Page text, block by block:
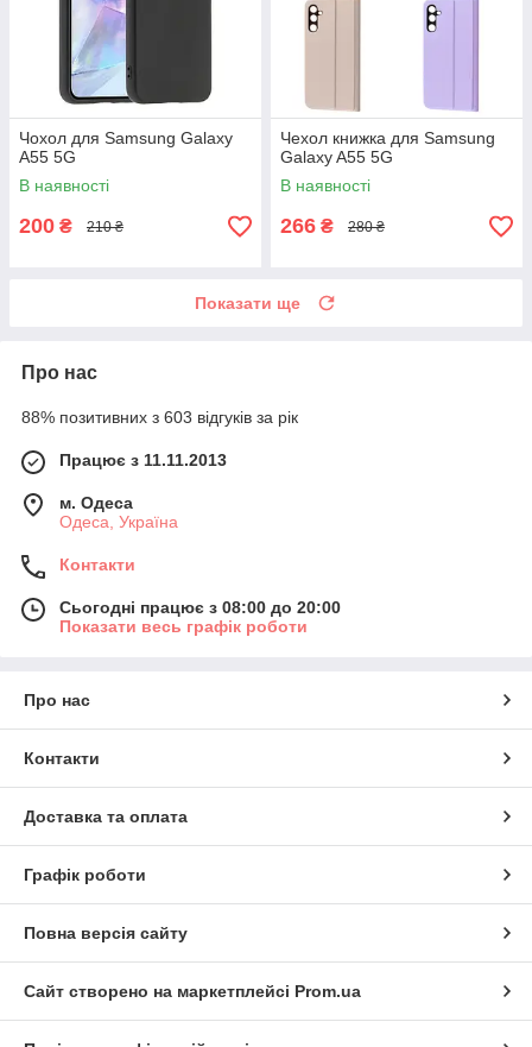
Чохол для Samsung Galaxy
A55 5G
В наявності
200 ₴ 210 ₴
Чехол книжка для Samsung
Galaxy A55 5G
В наявності
266 ₴ 280 ₴
Показати ще
Про нас
88% позитивних з 603 відгуків за рік
Працює з 11.11.2013
м. Одеса
Одеса, Україна
Контакти
Сьогодні працює з 08:00 до 20:00
Показати весь графік роботи
Про нас
Контакти
Доставка та оплата
Графік роботи
Повна версія сайту
Сайт створено на маркетплейсі Prom.ua